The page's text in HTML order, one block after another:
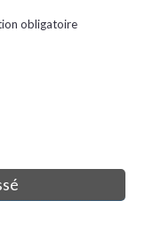
obligatoire